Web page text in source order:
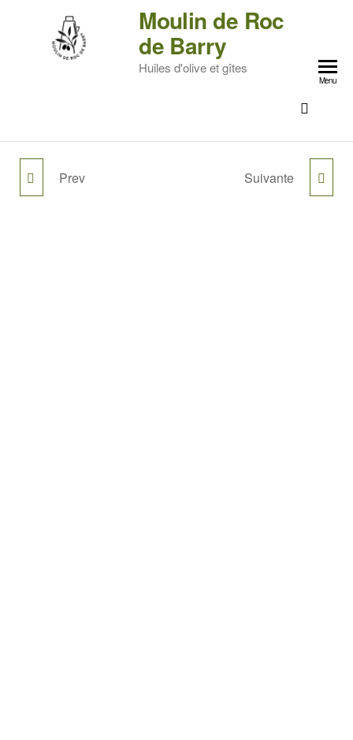
Moulin de Roc
de Barry
Huiles d'olive et gîtes
Menu
Prev HUILE D'OLIVESuivante